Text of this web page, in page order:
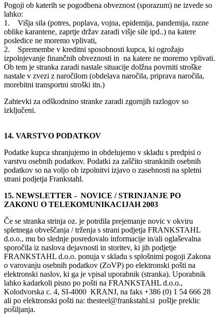
Pogoji ob katerih se pogodbena obveznost (sporazum) ne izvede so
lahko:
1. Višja sila (potres, poplava, vojna, epidemija, pandemija, razne
oblike karantene, zaprtje držav zaradi višje sile ipd..) na katere
posledice ne moremo vplivati,
2. Spremembe v kreditni sposobnosti kupca, ki ogrožajo
izpolnjevanje finančnih obveznosti in na katere ne moremo vplivati.
Ob tem je stranka zaradi nastale situacije dolžna povrniti stroške
nastale v zvezi z naročilom (obdelava naročila, priprava naročila,
morebitni transportni stroški itn.)
Zahtevki za odškodnino stranke zaradi zgornjih razlogov so
izključeni.
14. VARSTVO PODATKOV
Podatke kupca shranjujemo in obdelujemo v skladu s predpisi o
varstvu osebnih podatkov. Podatki za zaščito strankinih osebnih
podatkov so na voljo ob izpolnitvi izjavo o zasebnosti na spletni
strani podjetja Frankstahl.
15. NEWSLETTER - NOVICE / STRINJANJE PO
ZAKONU O TELEKOMUNIKACIJAH 2003
Če se stranka strinja oz. je potrdila prejemanje novic v okviru
spletnega obveščanja / trženja s strani podjetja FRANKSTAHL
d.o.o., mu bo slednje posredovalo informacije in/ali oglaševalna
sporočila iz naslova dejavnosti in storitev, ki jih podjetje
FRANKSTAHL d.o.o. ponuja v skladu s splošnimi pogoji Zakona
o varovanju osebnih podatkov (ZoVP) po elektronski pošti na
elektronski naslov, ki ga je vpisal uporabnik (stranka). Uporabnik
lahko kadarkoli pisno po pošti na FRANKSTAHL d.o.o.,
Kolodvorska c. 4, SI-4000 KRANJ, na faks +386 (0) 1 54 666 28
ali po elektronski pošti na: thesteel@frankstahl.si pošlje preklic
pošiljanja.